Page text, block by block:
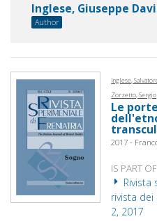
Inglese, Giuseppe
Author
Inglese,
Zorzetto, Sergio
Le
2017 -
IS PART OF
Rivista
rivista dei
2, 2017